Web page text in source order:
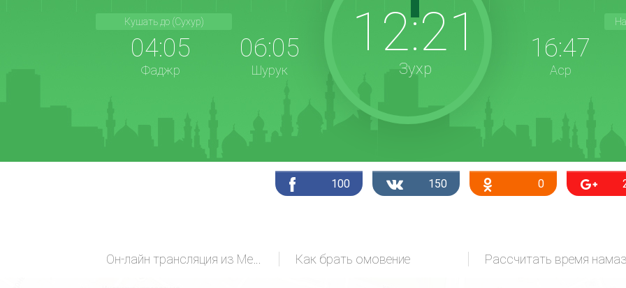
Кушать до (Сухур)
04:05
Фаджр
06:05
Шурук
12:21
Зухр
16:47
Аср
100 150 0
Он-лайн трансляция из Мекки Как брать омовение Рассчитать время